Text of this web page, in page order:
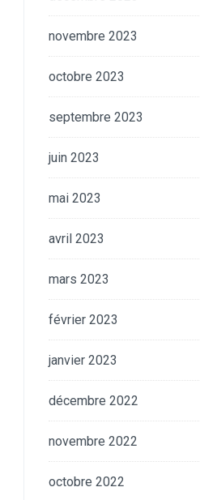
novembre 2023
octobre 2023
septembre 2023
juin 2023
mai 2023
avril 2023
mars 2023
février 2023
janvier 2023
décembre 2022
novembre 2022
octobre 2022